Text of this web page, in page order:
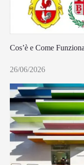
Cos’è e Come
26/06/2026